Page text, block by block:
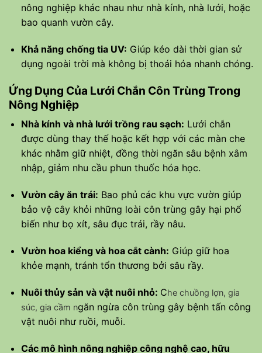
nông nghiệp khác nhau như nhà kính, nhà lưới, hoặc
bao quanh vườn cây.
Khả năng chống tia UV: Giúp kéo dài thời gian sử
dụng ngoài trời mà không bị thoái hóa nhanh chóng.
Ứng Dụng Của Lưới Chắn Côn Trùng Trong
Nông Nghiệp
Nhà kính và nhà lưới trồng rau sạch: Lưới chắn
được dùng thay thế hoặc kết hợp với các màn che
khác nhằm giữ nhiệt, đồng thời ngăn sâu bệnh xâm
nhập, giảm nhu cầu phun thuốc hóa học.
Vườn cây ăn trái: Bao phủ các khu vực vườn giúp
bảo vệ cây khỏi những loài côn trùng gây hại phổ
biến như bọ xít, sâu đục trái, rầy nâu.
Vườn hoa kiểng và hoa cắt cành: Giúp giữ hoa
khỏe mạnh, tránh tổn thương bởi sâu rầy.
Nuôi thủy sản và vật nuôi nhỏ: Che chuồng lợn, gia
súc, gia cầm ngăn ngừa côn trùng gây bệnh tấn công
vật nuôi như ruồi, muỗi.
Các mô hình nông nghiệp công nghệ cao, hữu